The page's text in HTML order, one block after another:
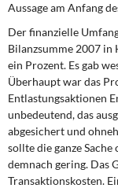
Aussage am Anfang
Der finanzielle
Bilanzsumme 2007 in
ein Prozent. Es gab
Überhaupt war das
Entlastungsaktionen
unbedeutend, das
abgesichert und
sollte die ganze
demnach gering. Das
Transaktionskosten.